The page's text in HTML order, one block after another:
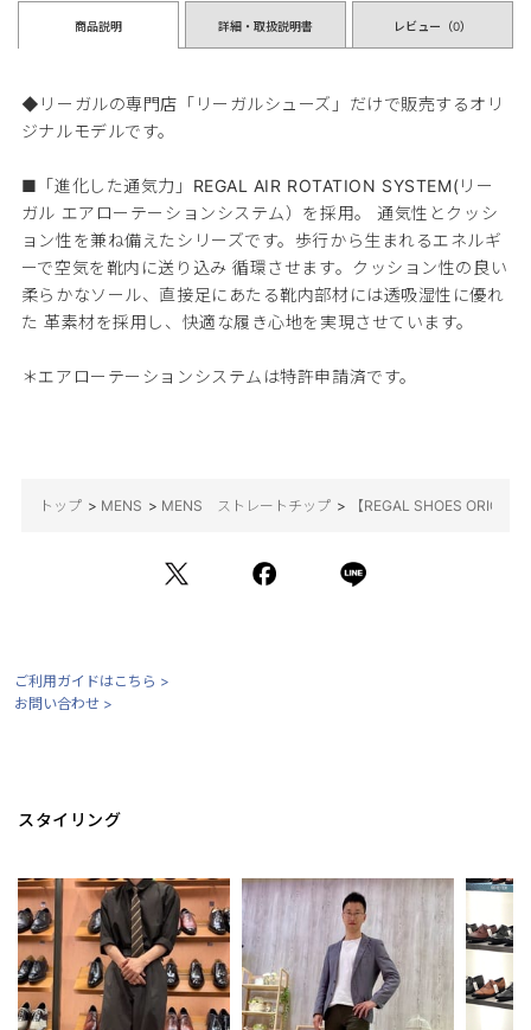
商品説明 詳細・取扱説明書 レビュー（0）
◆リーガルの専門店「リーガルシューズ」だけで販売するオリ
ジナルモデルです。
■「進化した通気力」REGAL AIR ROTATION SYSTEM(リー
ガル エアローテーションシステム）を採用。 通気性とクッシ
ョン性を兼ね備えたシリーズです。歩行から生まれるエネルギ
ーで空気を靴内に送り込み 循環させます。クッション性の良い
柔らかなソール、直接足にあたる靴内部材には透吸湿性に優れ
た 革素材を採用し、快適な履き心地を実現させています。
＊エアローテーションシステムは特許申請済です。
トップ > MENS > MENS ストレートチップ > 【REGAL SHOES
ご利用ガイドはこちら >
お問い合わせ >
スタイリング